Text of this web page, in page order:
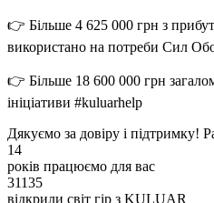
👉 Більше 4 625 000 грн з
використано на потреби Сил
👉 Більше 18 600 000 грн
ініціативи #kuluarhelp
Дякуємо за довіру і підтримку!
14
років працюємо для вас
31135
відкрили світ гір з KULUAR